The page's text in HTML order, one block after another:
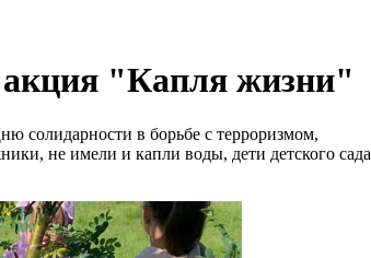
"Капля жизни"
солидарности в борьбе с терроризмом,
не имели и капли воды, дети детского сада